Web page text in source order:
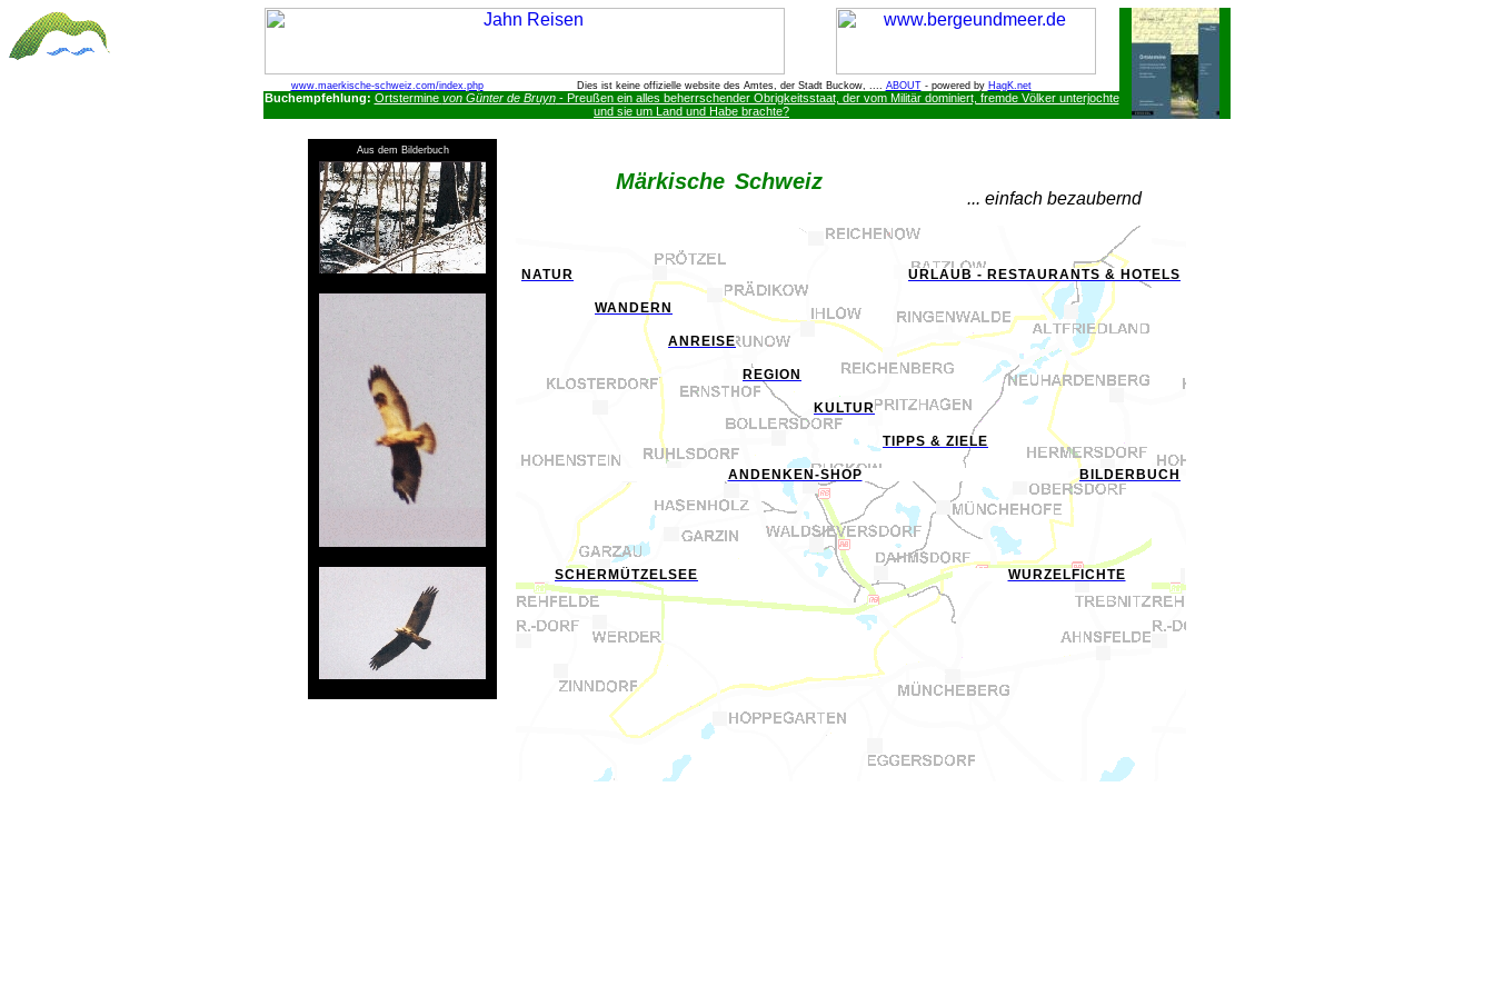
www.maerkische-schweiz.com/index.php Dies ist keine offizielle website des Amtes, der Stadt Buckow, .... ABOUT- powered by HagK.net
Buchempfehlung: Ortstermine von Günter de Bruyn- Preußen ein alles beherrschender Obrigkeitsstaat, der vom Militär dominiert, fremde Völker unterjochte
und sie um Land und Habe brachte?
Aus dem Bilderbuch
MärkischeSchweiz
... einfach bezaubernd
NATUR URLAUB - RESTAURANTS & HOTELS
WANDERN
ANREISE
REGION
KULTUR
TIPPS & ZIELE
ANDENKEN-SHOP BILDERBUCH
SCHERMÜTZELSEE WURZELFICHTE